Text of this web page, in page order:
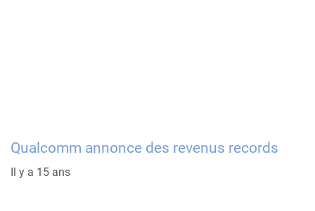
Qualcomm annonce des revenus records
Il y a 15 ans